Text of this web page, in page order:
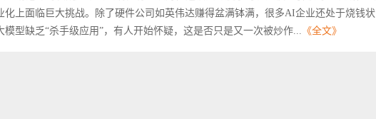
化上面临巨大挑战。除了硬件公司如英伟达赚得盆满钵满，很多AI企业还处于烧钱状
型缺乏“杀手级应用”，有人开始怀疑，这是否只是又一次被炒作... 《全文》